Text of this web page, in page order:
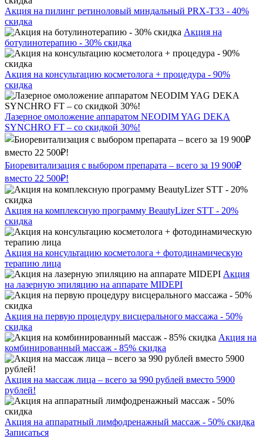
Акция на пилинг ретиноловый миндальный PRX-T33 - 40%
скидка
Акция на
ботулинотерапию - 30% скидка
Акция на консультацию косметолога + процедура - 90%
скидка
Лазерное омоложение аппаратом NEODIM YAG DEKA
SYNCHRO FT – со скидкой 30%!
Биоревитализация с выбором препарата – всего за 19 900₽
вместо 22 500₽!
Акция на комплексную программу BeautyLizer STT - 20%
скидка
Акция на консультацию косметолога + фотодинамическую
терапию лица
Акция
на лазерную эпиляцию на аппарате MIDEPI
Акция на первую процедуру висцерального массажа - 50%
скидка
Акция на
комбинированный массаж - 85% скидка
Акция на массаж лица – всего за 990 рублей вместо 5900
рублей!
Акция на аппаратный лимфодренажный массаж - 50% скидка
Записаться